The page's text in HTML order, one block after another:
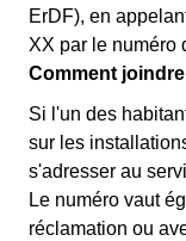
ErDF), en
XX par le numéro
Comment
Si l'un des
sur les
s'adresser au
Le numéro vaut
réclamation ou